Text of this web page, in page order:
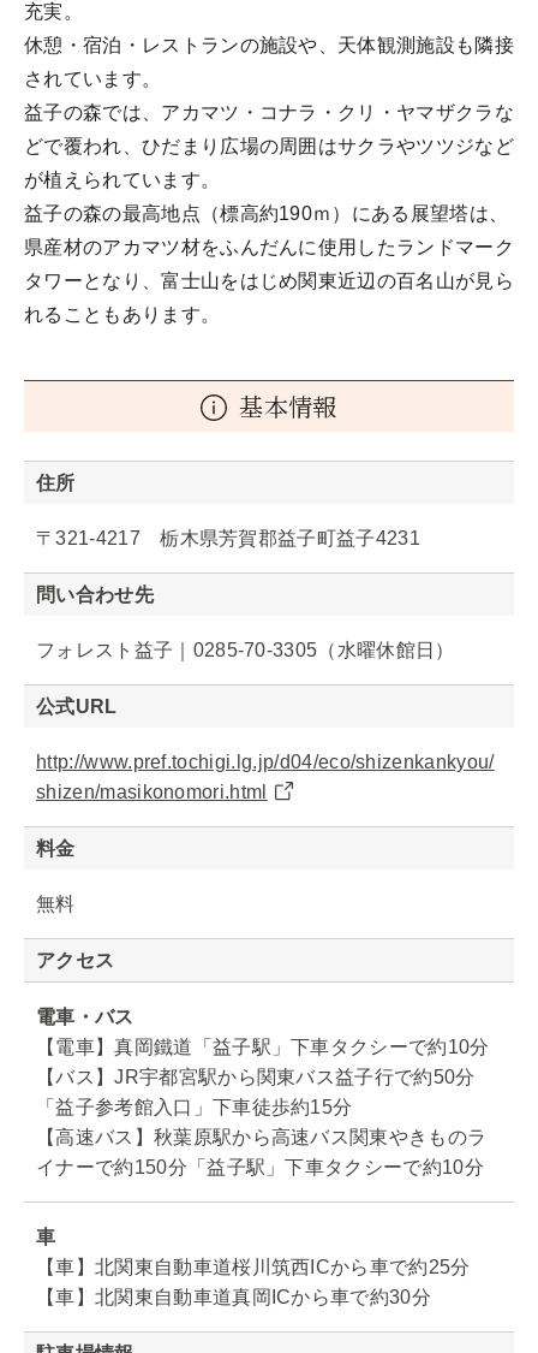
充実。
休憩・宿泊・レストランの施設や、天体観測施設も隣接
されています。
益子の森では、アカマツ・コナラ・クリ・ヤマザクラな
どで覆われ、ひだまり広場の周囲はサクラやツツジなど
が植えられています。
益子の森の最高地点（標高約190ｍ）にある展望塔は、
県産材のアカマツ材をふんだんに使用したランドマーク
タワーとなり、富士山をはじめ関東近辺の百名山が見ら
れることもあります。
基本情報
住所
〒321-4217 栃木県芳賀郡益子町益子4231
問い合わせ先
フォレスト益子｜0285-70-3305（水曜休館日）
公式URL
http://www.pref.tochigi.lg.jp/d04/eco/shizenkankyou/
shizen/masikonomori.html
料金
無料
アクセス
電車・バス
【電車】真岡鐵道「益子駅」下車タクシーで約10分
【バス】JR宇都宮駅から関東バス益子行で約50分
「益子参考館入口」下車徒歩約15分
【高速バス】秋葉原駅から高速バス関東やきものラ
イナーで約150分「益子駅」下車タクシーで約10分
車
【車】北関東自動車道桜川筑西ICから車で約25分
【車】北関東自動車道真岡ICから車で約30分